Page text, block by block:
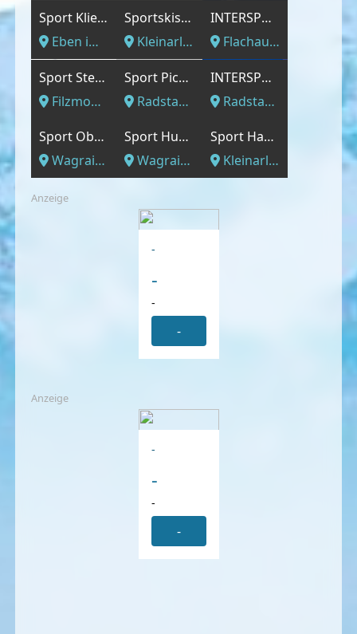
Sport Klieber GmbH
Eben im Pongau, Salzburger Land
Sportskischule Kleinarl Schernthaner
Kleinarl, Salzburger Land
INTERSPORT - Flachau - Gegenüber der Gondelbahn Achterjet
Flachau, Salzburger Land
Sport Stefan GmbH
Filzmoos, Salzburger Land
Sport Pichler
Radstadt, Salzburger Land
INTERSPORT - An der Bundesstraße Richtung Obertauern
Radstadt, Salzburger Land
Sport Obermoser
Wagrain, Salzburger Land
Sport Huber
Wagrain, Salzburger Land
Sport Hauser
Kleinarl, Salzburger Land
Anzeige
-
-
-
-
Anzeige
-
-
-
-